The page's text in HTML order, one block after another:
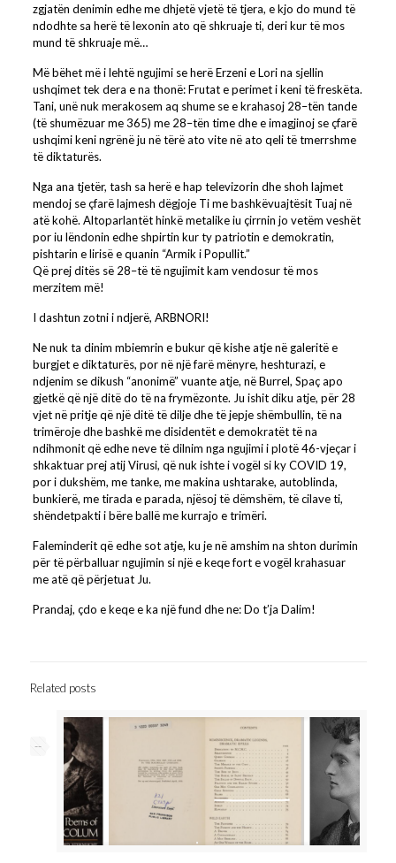
zgjatën denimin edhe me dhjetë vjetë të tjera, e kjo do mund të
ndodhte sa herë të lexonin ato që shkruaje ti, deri kur të mos
mund të shkruaje më…
Më bëhet më i lehtë ngujimi se herë Erzeni e Lori na sjellin
ushqimet tek dera e na thonë: Frutat e perimet i keni të freskëta.
Tani, unë nuk merakosem aq shume se e krahasoj 28–tën tande
(të shumëzuar me 365) me 28–tën time dhe e imagjinoj se çfarë
ushqimi keni ngrënë ju në tërë ato vite në ato qeli të tmerrshme
të diktaturës.
Nga ana tjetër, tash sa herë e hap televizorin dhe shoh lajmet
mendoj se çfarë lajmesh dëgjoje Ti me bashkëvuajtësit Tuaj në
atë kohë. Altoparlantët hinkë metalike iu çirrnin jo vetëm veshët
por iu lëndonin edhe shpirtin kur ty patriotin e demokratin,
pishtarin e lirisë e quanin “Armik i Popullit.”
Që prej ditës së 28–të të ngujimit kam vendosur të mos
merzitem më!
I dashtun zotni i ndjerë, ARBNORI!
Ne nuk ta dinim mbiemrin e bukur që kishe atje në galeritë e
burgjet e diktaturës, por në një farë mënyre, heshturazi, e
ndjenim se dikush “anonimë” vuante atje, në Burrel, Spaç apo
gjetkë që një ditë do të na frymëzonte. Ju ishit diku atje, për 28
vjet në pritje që një ditë të dilje dhe të jepje shëmbullin, të na
trimëroje dhe bashkë me disidentët e demokratët të na
ndihmonit që edhe neve të dilnim nga ngujimi i plotë 46-vjeçar i
shkaktuar prej atij Virusi, që nuk ishte i vogël si ky COVID 19,
por i dukshëm, me tanke, me makina ushtarake, autoblinda,
bunkierë, me tirada e parada, njësoj të dëmshëm, të cilave ti,
shëndetpakti i bëre ballë me kurrajo e trimëri.
Faleminderit që edhe sot atje, ku je në amshim na shton durimin
për të përballuar ngujimin si një e keqe fort e vogël krahasuar
me atë që përjetuat Ju.
Prandaj, çdo e keqe e ka një fund dhe ne: Do t’ja Dalim!
Related posts
--